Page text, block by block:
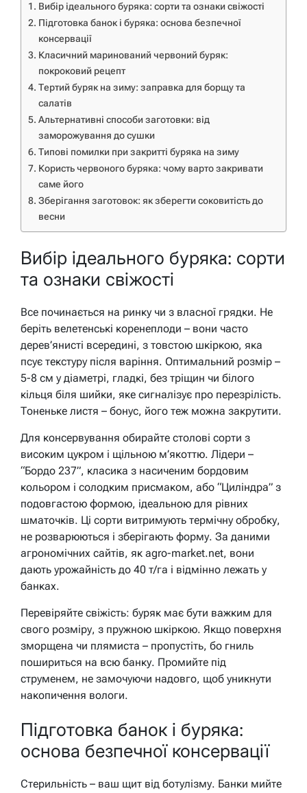
Вибір ідеального буряка: сорти та ознаки свіжості
Підготовка банок і буряка: основа безпечної
консервації
Класичний маринований червоний буряк:
покроковий рецепт
Тертий буряк на зиму: заправка для борщу та
салатів
Альтернативні способи заготовки: від
заморожування до сушки
Типові помилки при закритті буряка на зиму
Користь червоного буряка: чому варто закривати
саме його
Зберігання заготовок: як зберегти соковитість до
весни
Вибір ідеального буряка: сорти
та ознаки свіжості
Все починається на ринку чи з власної грядки. Не
беріть велетенські коренеплоди – вони часто
дерев’янисті всередині, з товстою шкіркою, яка
псує текстуру після варіння. Оптимальний розмір –
5-8 см у діаметрі, гладкі, без тріщин чи білого
кільця біля шийки, яке сигналізує про перезрілість.
Тоненьке листя – бонус, його теж можна закрутити.
Для консервування обирайте столові сорти з
високим цукром і щільною м’якоттю. Лідери –
“Бордо 237”, класика з насиченим бордовим
кольором і солодким присмаком, або “Циліндра” з
подовгастою формою, ідеальною для рівних
шматочків. Ці сорти витримують термічну обробку,
не розварюються і зберігають форму. За даними
агрономічних сайтів, як agro-market.net, вони
дають урожайність до 40 т/га і відмінно лежать у
банках.
Перевіряйте свіжість: буряк має бути важким для
свого розміру, з пружною шкіркою. Якщо поверхня
зморщена чи плямиста – пропустіть, бо гниль
пошириться на всю банку. Промийте під
струменем, не замочуючи надовго, щоб уникнути
накопичення вологи.
Підготовка банок і буряка:
основа безпечної консервації
Стерильність – ваш щит від ботулізму. Банки мийте